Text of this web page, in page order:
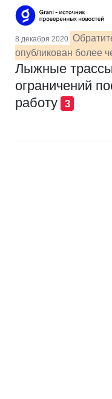
8 декабря 2020
опубликован более
Лыжные
ограничений
работу
3